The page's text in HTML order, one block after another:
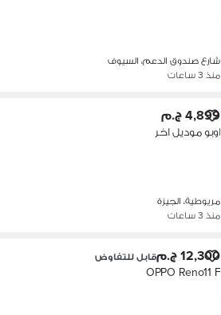
شارع صندوق الدعم، السيوف
منذ 3 ساعات
4,899 ج.م
اوبو موديل اخر
مريوطية، الجيزة
منذ 3 ساعات
12,300 ج.م قابل للتفاوض
OPPO Reno11 F